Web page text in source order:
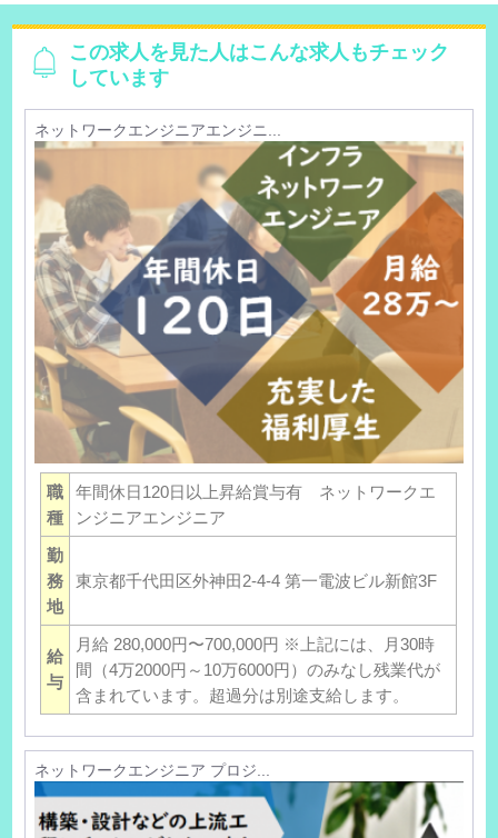
この求人を見た人はこんな求人もチェック
しています
ネットワークエンジニアエンジニ...
職
種
年間休日120日以上昇給賞与有 ネットワークエ
ンジニアエンジニア
勤
務
地
東京都千代田区外神田2-4-4 第一電波ビル新館3F
給
与
月給 280,000円〜700,000円 ※上記には、月30時
間（4万2000円～10万6000円）のみなし残業代が
含まれています。超過分は別途支給します。
ネットワークエンジニア プロジ...